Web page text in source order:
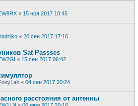
« 15 ноя 2017 10:45
« 20 сен 2017 17:16
Sat Passses
« 15 сен 2017 06:42
« 04 сен 2017 20:24
расстояния от антенны